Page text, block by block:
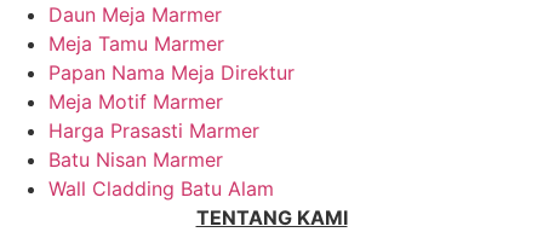
Daun Meja Marmer
Meja Tamu Marmer
Papan Nama Meja Direktur
Meja Motif Marmer
Harga Prasasti Marmer
Batu Nisan Marmer
Wall Cladding Batu Alam
TENTANG KAMI